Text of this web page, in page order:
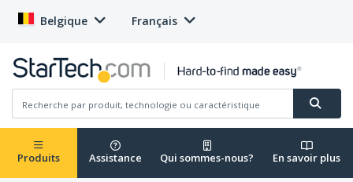
Belgique Français
Produits Assistance Qui sommes-nous? En savoir plus